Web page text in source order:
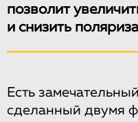
позволит
и снизить
Есть
сделанный двумя